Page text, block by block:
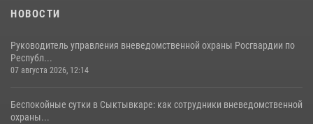
НОВОСТИ
Руководитель управления вневедомственной охраны Росгвардии по
Республ...
07 августа 2026, 12:14
Беспокойные сутки в Сыктывкаре: как сотрудники вневедомственной
охраны...